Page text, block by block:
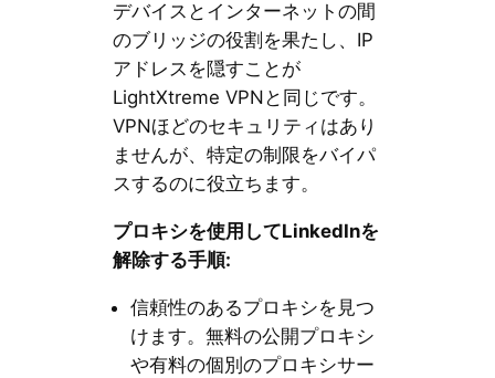
デバイスとインターネットの間
のブリッジの役割を果たし、IP
アドレスを隠すことが
LightXtreme VPNと同じです。
VPNほどのセキュリティはあり
ませんが、特定の制限をバイパ
スするのに役立ちます。
プロキシを使用してLinkedInを
解除する手順:
信頼性のあるプロキシを見つ
けます。無料の公開プロキシ
や有料の個別のプロキシサー